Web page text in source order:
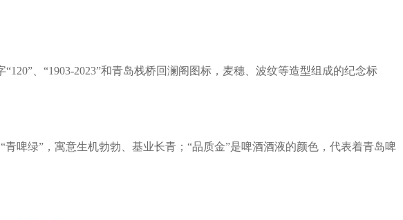
、“1903-2023”和青岛栈桥回澜阁图标，麦穗、波纹等造型组成的纪念标
啤绿”，寓意生机勃勃、基业长青；“品质金”是啤酒酒液的颜色，代表着青岛啤